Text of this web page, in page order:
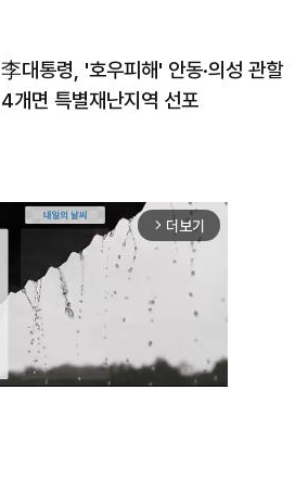
李대통령, '호우피해' 안동·의성 관할
4개면 특별재난지역 선포
arrow_forward_ios 더보기